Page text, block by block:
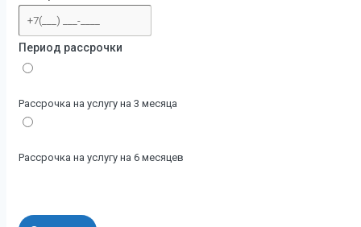
Период рассрочки
Рассрочка на услугу на 3 месяца
Рассрочка на услугу на 6 месяцев